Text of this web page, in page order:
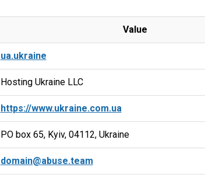
Value
ua.ukraine
Hosting Ukraine LLC
https://www.ukraine.com.ua
PO box 65, Kyiv, 04112, Ukraine
domain@abuse.team